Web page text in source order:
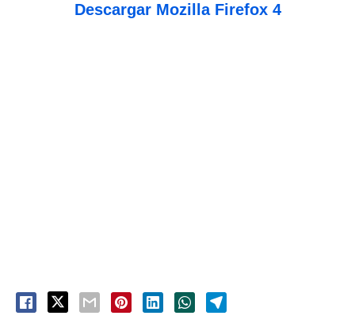
Descargar Mozilla Firefox 4